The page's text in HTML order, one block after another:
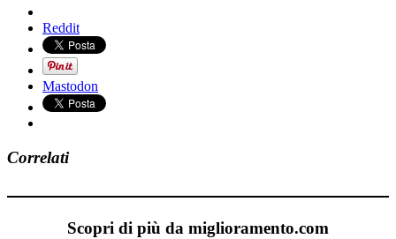
Reddit
Mastodon
Correlati
Scopri di più da miglioramento.com